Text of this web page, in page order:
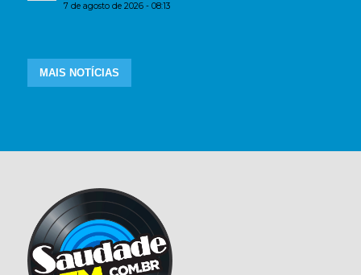
7 de agosto de 2026 - 08:13
MAIS NOTÍCIAS